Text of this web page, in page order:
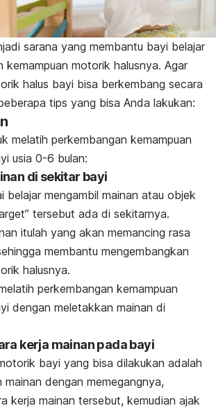
sarana yang membantu bayi belajar
kemampuan motorik halusnya. Agar
halus bayi bisa berkembang secara
tips yang bisa Anda lakukan:
melatih perkembangan kemampuan
usia 0-6 bulan:
di sekitar bayi
belajar mengambil mainan atau objek
tersebut ada di sekitarnya.
itulah yang akan memancing rasa
membantu mengembangkan
halusnya.
perkembangan kemampuan
dengan meletakkan mainan di
kerja mainan pada bayi
bayi yang bisa dilakukan adalah
mainan dengan memegangnya,
kerja mainan tersebut, kemudian ajak